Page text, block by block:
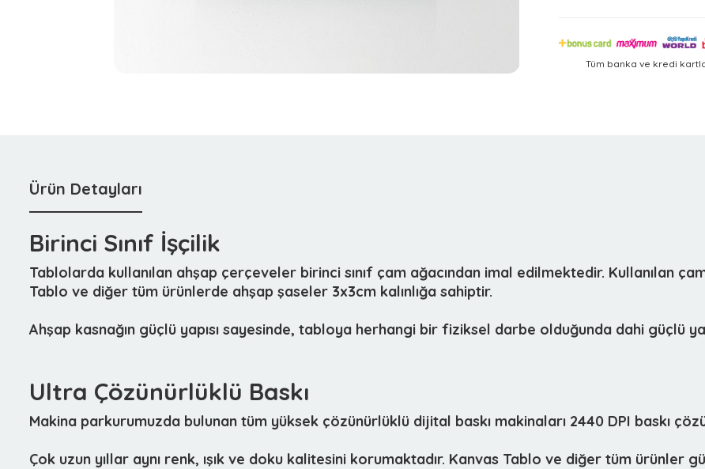
Tüm banka ve kredi
Ürün Detayları
Birinci Sınıf İşçilik
Tablolarda kullanılan ahşap çerçeveler birinci sınıf çam ağacından imal edilmektedir. Kullanılan
Tablo ve diğer tüm ürünlerde ahşap şaseler 3x3cm kalınlığa sahiptir.
Ahşap kasnağın güçlü yapısı sayesinde, tabloya herhangi bir fiziksel darbe olduğunda dahi güçlü
Ultra Çözünürlüklü Baskı
Makina parkurumuzda bulunan tüm yüksek çözünürlüklü dijital baskı makinaları 2440 DPI baskı
Çok uzun yıllar aynı renk, ışık ve doku kalitesini korumaktadır. Kanvas Tablo ve diğer tüm ürünler